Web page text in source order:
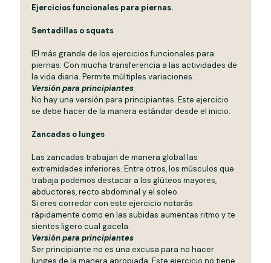
Ejercicios funcionales para piernas.
Sentadillas o squats
IEl más grande de los ejercicios funcionales para
piernas. Con mucha transferencia a las actividades de
la vida diaria. Permite múltiples variaciones..
Versión para principiantes
No hay una versión para principiantes. Este ejercicio
se debe hacer de la manera estándar desde el inicio.
Zancadas o lunges
Las zancadas trabajan de manera global las
extremidades inferiores. Entre otros, los músculos que
trabaja podemos destacar a los glúteos mayores,
abductores, recto abdominal y el soleo.
Si eres corredor con este ejercicio notarás
rápidamente como en las subidas aumentas ritmo y te
sientes ligero cual gacela.
Versión para principiantes
Ser principiante no es una excusa para no hacer
lunges de la manera apropiada. Este ejercicio no tiene